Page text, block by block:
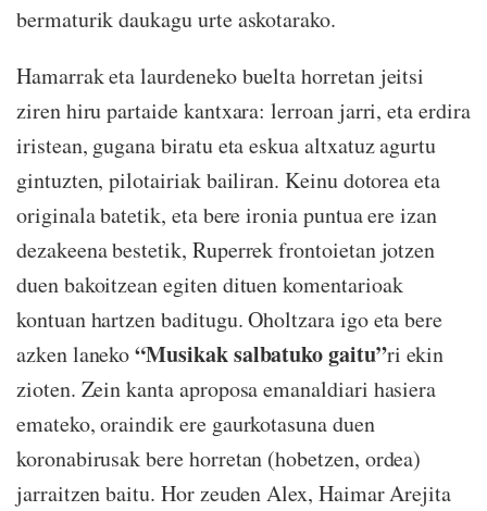
bermaturik daukagu urte askotarako.
Hamarrak eta laurdeneko buelta horretan jeitsi
ziren hiru partaide kantxara: lerroan jarri, eta erdira
iristean, gugana biratu eta eskua altxatuz agurtu
gintuzten, pilotairiak bailiran. Keinu dotorea eta
originala batetik, eta bere ironia puntua ere izan
dezakeena bestetik, Ruperrek frontoietan jotzen
duen bakoitzean egiten dituen komentarioak
kontuan hartzen baditugu. Oholtzara igo eta bere
azken laneko“Musikak salbatuko gaitu”ri ekin
zioten. Zein kanta aproposa emanaldiari hasiera
emateko, oraindik ere gaurkotasuna duen
koronabirusak bere horretan (hobetzen, ordea)
jarraitzen baitu. Hor zeuden Alex, Haimar Arejita